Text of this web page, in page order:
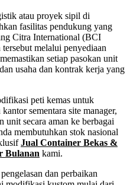
atau proyek sipil di
fasilitas pendukung yang
Citra International (BCI
melalui penyediaan
setiap pasokan unit
usaha dan kontrak kerja yang
peti kemas untuk
sementara site manager,
unit secara aman ke berbagai
membutuhkan stok nasional
Jual Container Bekas &
Bulanan kami.
dan perbaikan